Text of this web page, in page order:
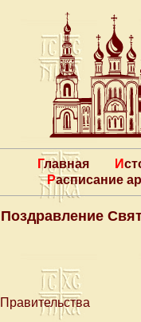
Главная
Расписание
Поздравление
Правительства